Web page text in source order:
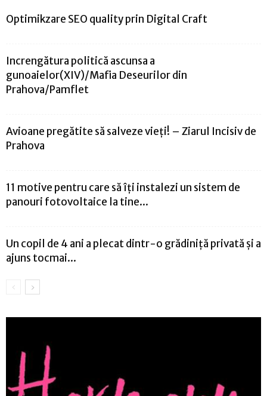
Optimikzare SEO quality prin Digital Craft
Increngătura politică ascunsa a
gunoaielor(XIV)/Mafia Deseurilor din
Prahova/Pamflet
Avioane pregătite să salveze vieți! – Ziarul Incisiv de
Prahova
11 motive pentru care să îți instalezi un sistem de
panouri fotovoltaice la tine...
Un copil de 4 ani a plecat dintr-o grădiniță privată și a
ajuns tocmai...